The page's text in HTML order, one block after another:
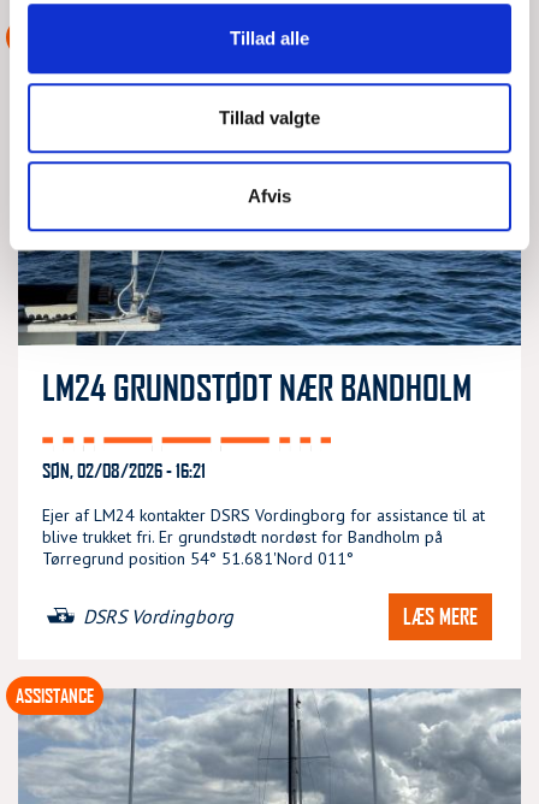
Tillad alle
Tillad valgte
Afvis
LM24 GRUNDSTØDT NÆR BANDHOLM
SØN, 02/08/2026 - 16:21
Ejer af LM24 kontakter DSRS Vordingborg for assistance til at
blive trukket fri. Er grundstødt nordøst for Bandholm på
Tørregrund position 54° 51.681'Nord 011°
DSRS Vordingborg LÆS MERE
ASSISTANCE